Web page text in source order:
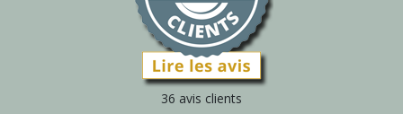
36 avis clients